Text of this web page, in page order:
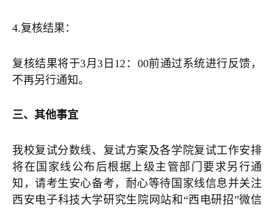
4.复核结果：
复核结果将于3月3日12：00前通过系统进行反馈，
不再另行通知。
三、其他事宜
我校复试分数线、复试方案及各学院复试工作安排
将在国家线公布后根据上级主管部门要求另行通
知，请考生安心备考，耐心等待国家线信息并关注
西安电子科技大学研究生院网站和“西电研招”微信